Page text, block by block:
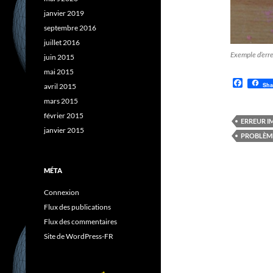
Exemple
F
b
o
o
ERREUR
janvier 2019
septembre 2016
juillet 2016
juin 2015
mai 2015
avril 2015
mars 2015
février 2015
janvier 2015
MÉTA
Connexion
Flux des publications
Flux des commentaires
Site de WordPress-FR